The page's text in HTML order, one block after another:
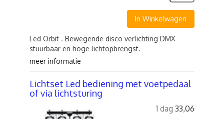
In Winkelwagen
Led Orbit . Bewegende disco verlichting DMX
stuurbaar en hoge lichtopbrengst.
meer informatie
Lichtset Led bediening met voetpedaal
of via lichtsturing
1 dag 33,06